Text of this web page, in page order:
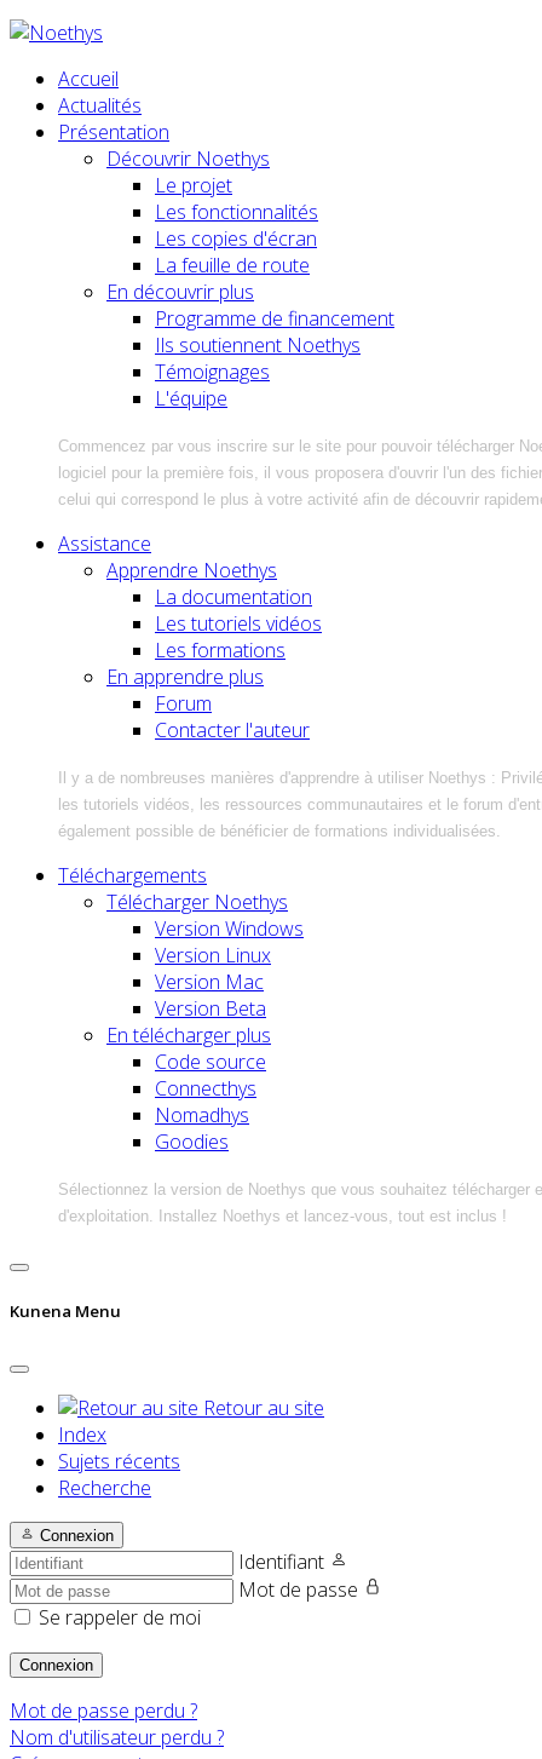
Accueil
Actualités
Présentation
Découvrir Noethys
Le projet
Les fonctionnalités
Les copies d'écran
La feuille de route
En découvrir plus
Programme de financement
Ils soutiennent Noethys
Témoignages
L'équipe
Commencez par vous inscrire sur le site pour pouvoir télécharger
logiciel pour la première fois, il vous proposera d'ouvrir l'un des
celui qui correspond le plus à votre activité afin de découvrir
Assistance
Apprendre Noethys
La documentation
Les tutoriels vidéos
Les formations
En apprendre plus
Forum
Contacter l'auteur
Il y a de nombreuses manières d'apprendre à utiliser Noethys :
les tutoriels vidéos, les ressources communautaires et le forum
également possible de bénéficier de formations individualisées.
Téléchargements
Télécharger Noethys
Version Windows
Version Linux
Version Mac
Version Beta
En télécharger plus
Code source
Connecthys
Nomadhys
Goodies
Sélectionnez la version de Noethys que vous souhaitez télécharger
d'exploitation. Installez Noethys et lancez-vous, tout est inclus !
Kunena Menu
Retour au site
Index
Sujets récents
Recherche
Connexion
Identifiant
Mot de passe
Se rappeler de moi
Connexion
Mot de passe perdu ?
Nom d'utilisateur perdu ?